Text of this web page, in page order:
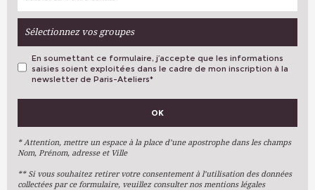
Sélectionnez vos groupes
VOS PRÉFÉRENCES
Arts Plastiques
Arts Du Texte
Arts Numériques
En soumettant ce formulaire, j’accepte que les informations
saisies soient exploitées dans le cadre de mon inscription à la
newsletter de Paris-Ateliers*
OK
* Attention, mettre un espace à la place d’une apostrophe dans les champs
Nom, Prénom, adresse et Ville
** Si vous souhaitez retirer votre consentement à l’utilisation des données
collectées par ce formulaire, veuillez consulter nos mentions légales